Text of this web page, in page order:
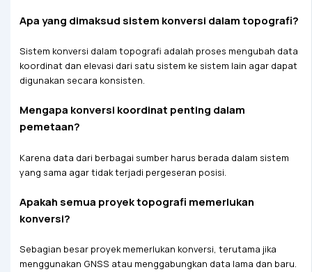
Apa yang dimaksud sistem konversi dalam topografi?
Sistem konversi dalam topografi adalah proses mengubah data
koordinat dan elevasi dari satu sistem ke sistem lain agar dapat
digunakan secara konsisten.
Mengapa konversi koordinat penting dalam
pemetaan?
Karena data dari berbagai sumber harus berada dalam sistem
yang sama agar tidak terjadi pergeseran posisi.
Apakah semua proyek topografi memerlukan
konversi?
Sebagian besar proyek memerlukan konversi, terutama jika
menggunakan GNSS atau menggabungkan data lama dan baru.